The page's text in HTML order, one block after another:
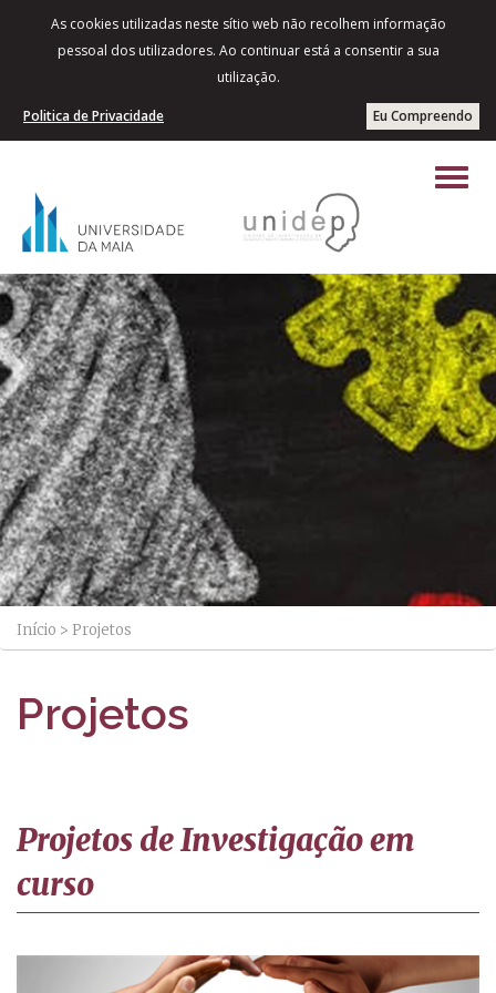
As cookies utilizadas neste sítio web não recolhem informação
pessoal dos utilizadores. Ao continuar está a consentir a sua
utilização.
Eu Compreendo
Politica de Privacidade
Início > Projetos
Projetos
Projetos de Investigaçãoem
curso